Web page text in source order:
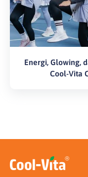
Energi, Glowing,
Cool-Vita